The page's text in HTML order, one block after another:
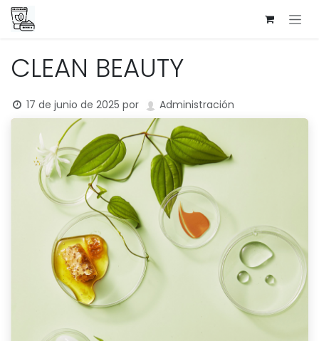
Ir al contenido
CLEAN BEAUTY
17 de junio de 2025 por Administración